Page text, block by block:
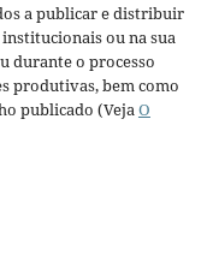
a publicar e distribuir
ou na sua
durante o processo
produtivas, bem como
publicado (Veja O